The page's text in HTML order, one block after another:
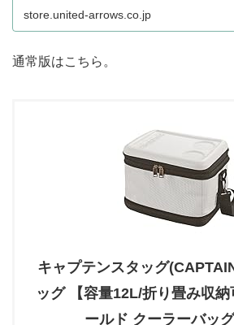
store.united-arrows.co.jp
通常版はこちら。
キャプテンスタッグ
ッグ 【容量12L/折り畳み収
ールド クーラーバッ